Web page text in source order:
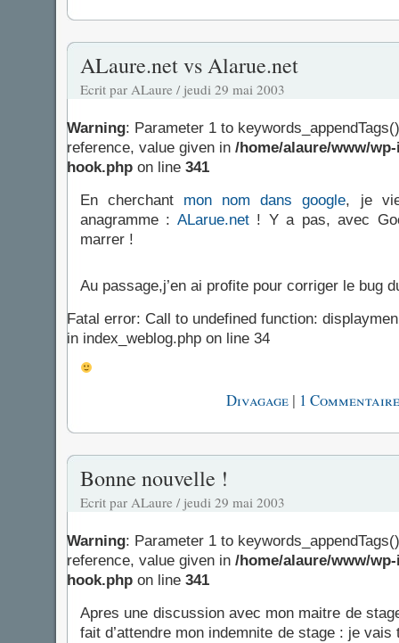
ALaure.net vs Alarue.net
Ecrit par ALaure / jeudi 29 mai 2003
Warning: Parameter 1 to
reference, value given in /home/alaure/www/
hook.php on line 341
En cherchant mon nom dans google, je
anagramme : ALarue.net! Y a pas, avec
marrer !
Au passage,j’en ai profite pour corriger le bug
Fatal error: Call to undefined function:
in index_weblog.php on line 34
Divagage | 1
Bonne nouvelle !
Ecrit par ALaure / jeudi 29 mai 2003
Warning: Parameter 1 to
reference, value given in /home/alaure/www/
hook.php on line 341
Apres une discussion avec mon maitre de
fait d’attendre mon indemnite de stage : je